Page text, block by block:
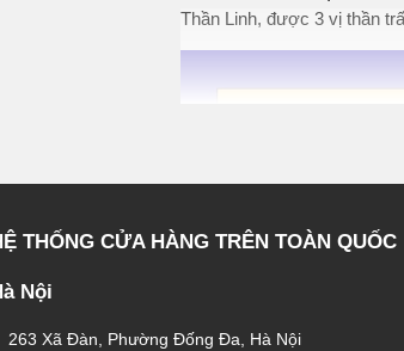
Thần Linh, được 3 vị thần
THỐNG CỬA HÀNG TRÊN TOÀN QUỐC
Nội
263 Xã Đàn, Phường Đống Đa, Hà Nội